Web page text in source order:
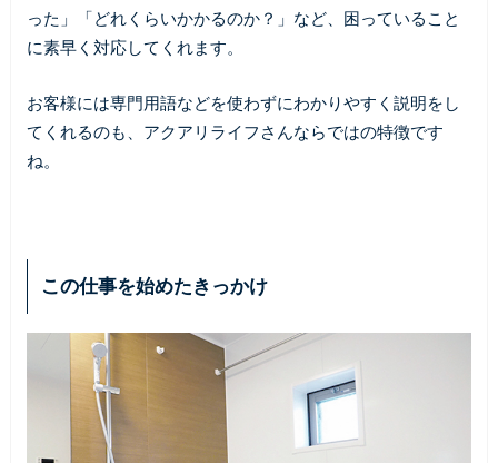
った」「どれくらいかかるのか？」など、困っていること
に素早く対応してくれます。
お客様には専門用語などを使わずにわかりやすく説明をし
てくれるのも、アクアリライフさんならではの特徴です
ね。
この仕事を始めたきっかけ